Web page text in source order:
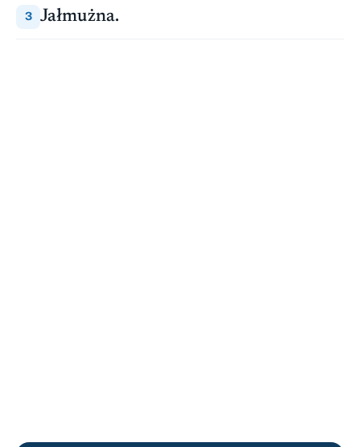
Jałmużna.